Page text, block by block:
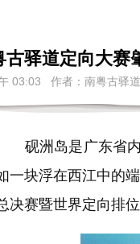
古驿道定向大赛
03:03 作者：南粤古驿
砚洲岛是广东省内
一块浮在西江中的
决赛暨世界定向排